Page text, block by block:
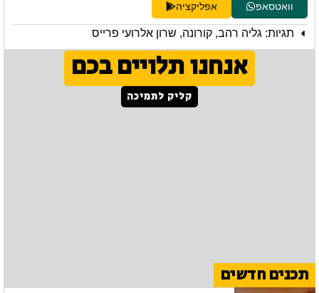
וואטסאפ אפליקציה
תגיות: גליה רהב, קורונה, שרון אלרועי פרייס
אנחנו תלויים בכם
קליק לתמיכה
תכנים חדשים